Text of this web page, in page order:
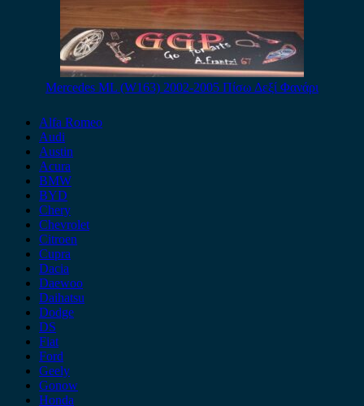
Mercedes ML (W163) 2002-2005 Πίσω Δεξί Φανάρι
Alfa Romeo
Audi
Austin
Acura
BMW
BYD
Chery
Chevrolet
Citroen
Cupra
Dacia
Daewoo
Daihatsu
Dodge
DS
Fiat
Ford
Geely
Gonow
Honda